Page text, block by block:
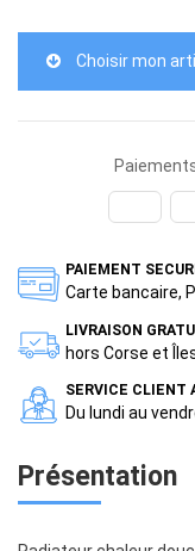
Choisir mon
PAIEMENT
Carte bancaire,
LIVRAISON
hors Corse et
SERVICE CLIENT
Du lundi au
Présentation